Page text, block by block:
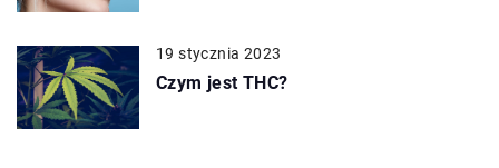
19 stycznia 2023
Czym jest THC?